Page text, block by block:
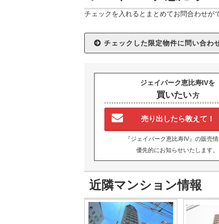
チェックを入れるとまとめてお問合わせが
ジェイパーク恵比寿IVを
買いたい方
売り出したら教えて！
『ジェイパーク恵比寿IV』の販売
優先的にお知らせいたします。
近隣マンション情報